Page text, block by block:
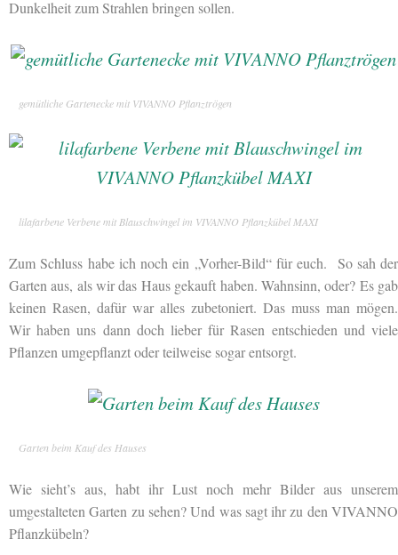
Dunkelheit zum Strahlen bringen sollen.
gemütliche Gartenecke mit VIVANNO Pflanztrögen
lilafarbene Verbene mit Blauschwingel im VIVANNO Pflanzkübel MAXI
Zum Schluss habe ich noch ein „Vorher-Bild“ für euch. So sah der
Garten aus, als wir das Haus gekauft haben. Wahnsinn, oder? Es gab
keinen Rasen, dafür war alles zubetoniert. Das muss man mögen.
Wir haben uns dann doch lieber für Rasen entschieden und viele
Pflanzen umgepflanzt oder teilweise sogar entsorgt.
Garten beim Kauf des Hauses
Wie sieht’s aus, habt ihr Lust noch mehr Bilder aus unserem
umgestalteten Garten zu sehen? Und was sagt ihr zu den VIVANNO
Pflanzkübeln?